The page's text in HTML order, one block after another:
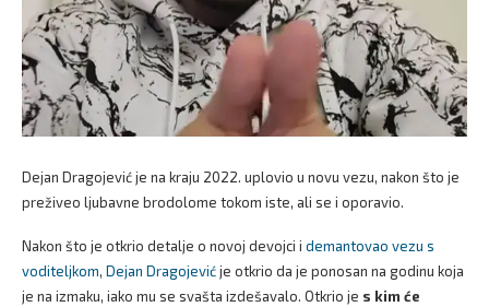
Dejan Dragojević je na kraju 2022. uplovio u novu vezu, nakon što je
preživeo ljubavne brodolome tokom iste, ali se i oporavio.
Nakon što je otkrio detalje o novoj devojci i demantovao vezu s
voditeljkom, Dejan Dragojevićje otkrio da je ponosan na godinu koja
je na izmaku, iako mu se svašta izdešavalo. Otkrio je s kim će